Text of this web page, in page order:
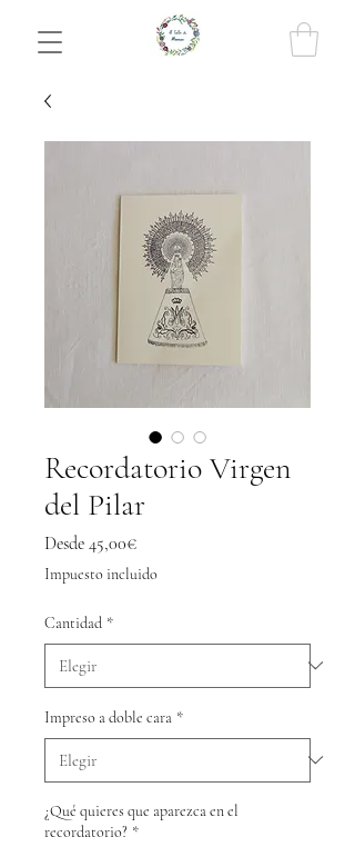
Recordatorio Virgen
del Pilar
Desde 45,00€Precio
de
oferta
Impuesto incluido
Cantidad *
Impreso a doble cara *
¿Qué quieres que aparezca en el
recordatorio? *